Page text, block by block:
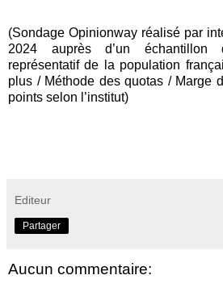
(Sondage Opinionway réalisé par
2024 auprès d’un échantillon
représentatif de la population
plus / Méthode des quotas / Marge
points selon l’institut)
Editeur
Partager
Aucun commentaire: